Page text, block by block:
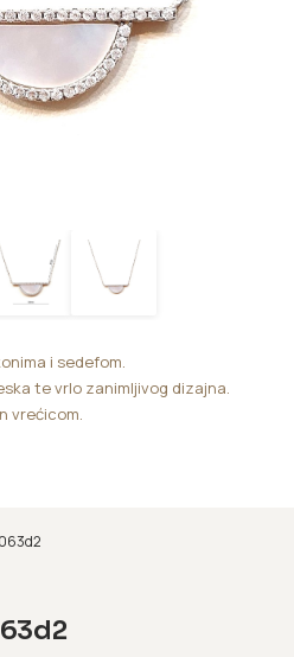
i sedefom.
te vrlo zanimljivog dizajna.
vrećicom.